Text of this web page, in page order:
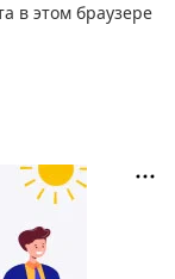
в этом браузере